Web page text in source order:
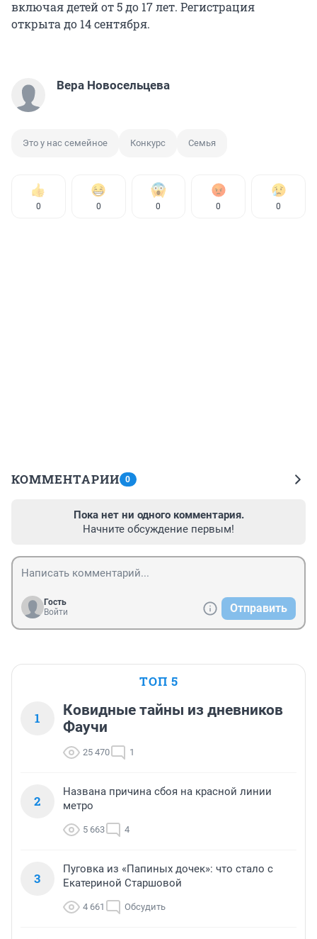
включая детей от 5 до 17 лет. Регистрация
открыта до 14 сентября.
Вера Новосельцева
Это у нас семейное Конкурс Семья
0 0 0 0 0
КОММЕНТАРИИ 0
Пока нет ни одного комментария.
Начните обсуждение первым!
Гость
Войти
Отправить
ТОП 5
1
Ковидные тайны из дневников
Фаучи
25 470 1
2
Названа причина сбоя на красной линии
метро
5 663 4
3
Пуговка из «Папиных дочек»: что стало с
Екатериной Старшовой
4 661 Обсудить